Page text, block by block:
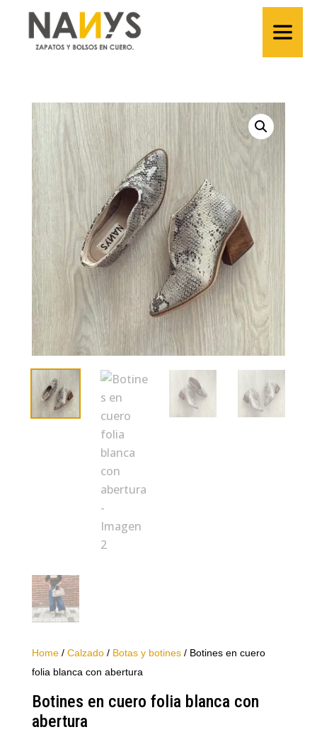
Home/ Calzado/ Botas y botines/ Botines en cuero
folia blanca con abertura
Botines en cuero folia blanca con
abertura